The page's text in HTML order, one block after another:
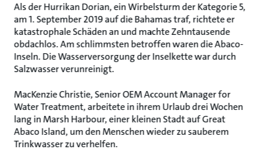
Als der Hurrikan Dorian, ein Wirbelsturm der Kategorie 5,
am 1. September 2019 auf die Bahamas traf, richtete er
katastrophale Schäden an und machte Zehntausende
obdachlos. Am schlimmsten betroffen waren die Abaco-
Inseln. Die Wasserversorgung der Inselkette war durch
Salzwasser verunreinigt.
MacKenzie Christie, Senior OEM Account Manager for
Water Treatment, arbeitete in ihrem Urlaub drei Wochen
lang in Marsh Harbour, einer kleinen Stadt auf Great
Abaco Island, um den Menschen wieder zu sauberem
Trinkwasser zu verhelfen.